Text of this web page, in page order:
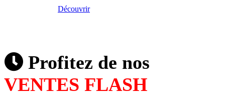
Découvrir
Profitez de nos
VENTES FLASH